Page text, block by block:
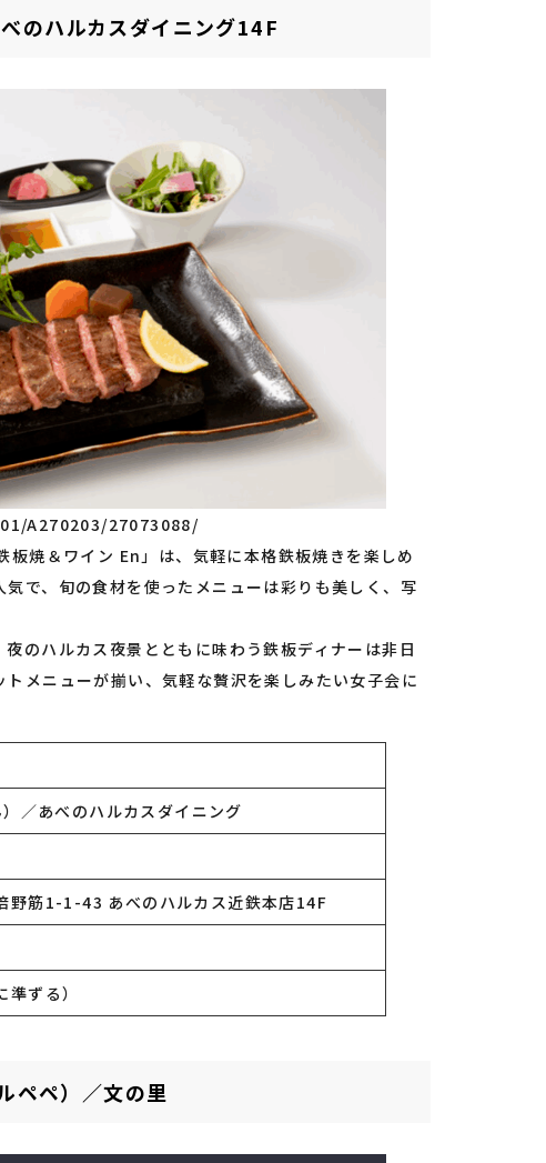
のハルカスダイニング14F
A270203/27073088/
焼＆ワイン En」は、気軽に本格鉄板焼きを楽しめ
で、旬の食材を使ったメニューは彩りも美しく、写
のハルカス夜景とともに味わう鉄板ディナーは非日
メニューが揃い、気軽な贅沢を楽しみたい女子会に
／あべのハルカスダイニング
野筋1-1-43 あべのハルカス近鉄本店14F
ずる）
ペペ）／文の里